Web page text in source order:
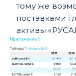
тому же
поставками
активы